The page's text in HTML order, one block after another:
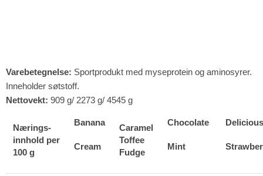
Varebetegnelse: Sportprodukt med myseprotein og aminosyrer.
Inneholder søtstoff.
Nettovekt: 909 g/ 2273 g/ 4545 g
Nærings-
innhold per
100 g
Banana
Cream
Caramel
Toffee
Fudge
Chocolate
Mint
Delicious